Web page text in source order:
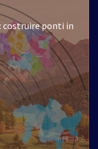
costruire ponti in